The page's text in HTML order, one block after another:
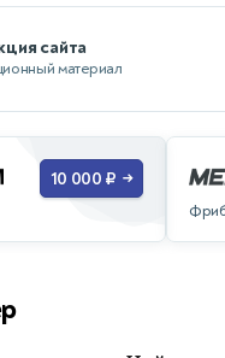
сайта
материал
10 000 ₽ →